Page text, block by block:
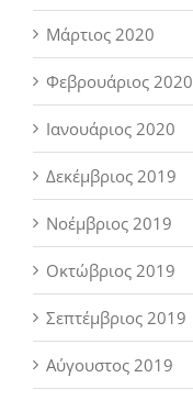
Μάρτιος 2020
Φεβρουάριος 2020
Ιανουάριος 2020
Δεκέμβριος 2019
Νοέμβριος 2019
Οκτώβριος 2019
Σεπτέμβριος 2019
Αύγουστος 2019